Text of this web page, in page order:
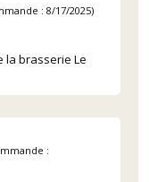
: 8/17/2025)
la brasserie Le
: